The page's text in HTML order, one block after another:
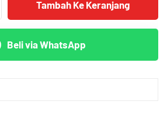
Socket
PNP
Processor
Tambah Ke Keranjang
Beli via WhatsApp